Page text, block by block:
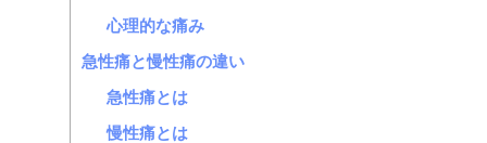
心理的な痛み
急性痛と慢性痛の違い
急性痛とは
慢性痛とは